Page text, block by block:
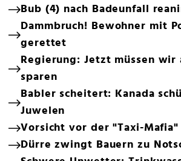
Bub (4) nach Badeunfall
Dammbruch! Bewohner mit
gerettet
Regierung: Jetzt müssen wir
sparen
Babler scheitert: Kanada
Juwelen
Vorsicht vor der "Taxi-
Dürre zwingt Bauern zu